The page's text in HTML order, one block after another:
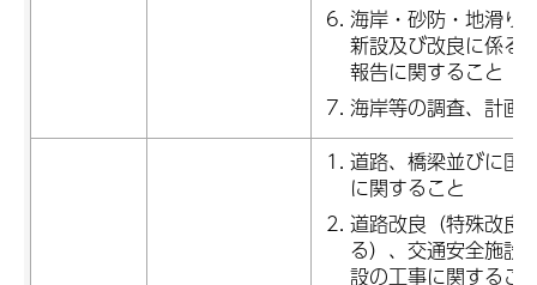
海岸・砂防・地滑り
新設及び改良に係る
報告に関すること
海岸等の調査、計画
道路、橋梁並びに国
に関すること
道路改良（特殊改良
る）、交通安全施設
設の工事に関するこ